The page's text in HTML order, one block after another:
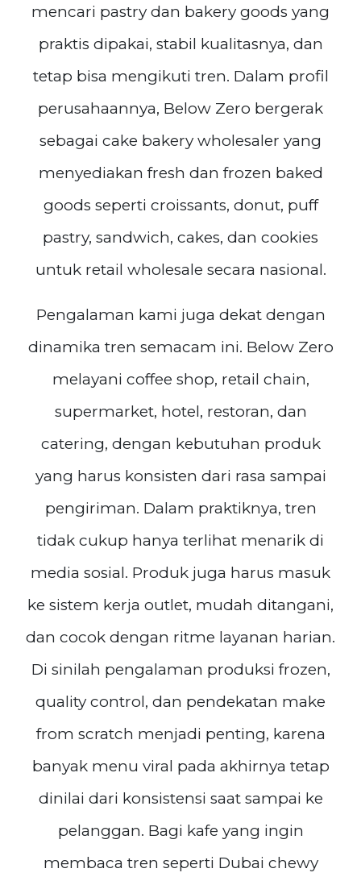
mencari pastry dan bakery goods yang
praktis dipakai, stabil kualitasnya, dan
tetap bisa mengikuti tren. Dalam profil
perusahaannya, Below Zero bergerak
sebagai cake bakery wholesaler yang
menyediakan fresh dan frozen baked
goods seperti croissants, donut, puff
pastry, sandwich, cakes, dan cookies
untuk retail wholesale secara nasional.
Pengalaman kami juga dekat dengan
dinamika tren semacam ini. Below Zero
melayani coffee shop, retail chain,
supermarket, hotel, restoran, dan
catering, dengan kebutuhan produk
yang harus konsisten dari rasa sampai
pengiriman. Dalam praktiknya, tren
tidak cukup hanya terlihat menarik di
media sosial. Produk juga harus masuk
ke sistem kerja outlet, mudah ditangani,
dan cocok dengan ritme layanan harian.
Di sinilah pengalaman produksi frozen,
quality control, dan pendekatan make
from scratch menjadi penting, karena
banyak menu viral pada akhirnya tetap
dinilai dari konsistensi saat sampai ke
pelanggan. Bagi kafe yang ingin
membaca tren seperti Dubai chewy